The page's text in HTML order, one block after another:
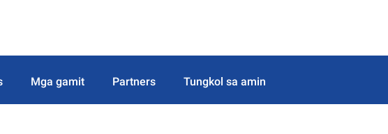
Mga gamit Partners Tungkol sa amin